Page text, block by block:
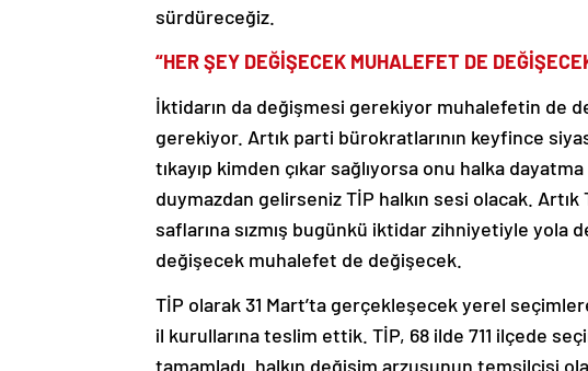
sürdüreceğiz.
“HER ŞEY DEĞİŞECEK MUHALEFET DE
İktidarın da değişmesi gerekiyor muhalefetin de
gerekiyor. Artık parti bürokratlarının keyfince
tıkayıp kimden çıkar sağlıyorsa onu halka
duymazdan gelirseniz TİP halkın sesi olacak.
saflarına sızmış bugünkü iktidar zihniyetiyle
değişecek muhalefet de değişecek.
TİP olarak 31 Mart’ta gerçekleşecek yerel
il kurullarına teslim ettik. TİP, 68 ilde 711 ilçede
tamamladı. halkın değişim arzusunun temsilcisi